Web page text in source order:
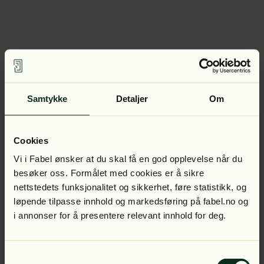
Samtykke Detaljer Om
Cookies
Vi i Fabel ønsker at du skal få en god opplevelse når du
besøker oss. Formålet med cookies er å sikre
nettstedets funksjonalitet og sikkerhet, føre statistikk, og
løpende tilpasse innhold og markedsføring på fabel.no og
i annonser for å presentere relevant innhold for deg.